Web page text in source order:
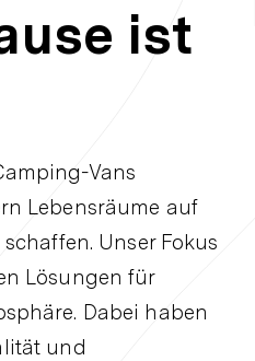
ist
Vans
Lebensräume auf
Unser Fokus
Lösungen für
Dabei haben
und